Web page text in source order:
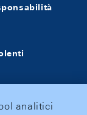
analitici